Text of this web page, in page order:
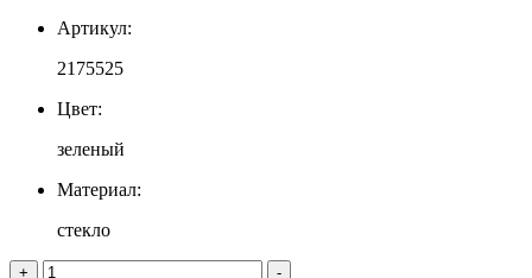
Артикул:
2175525
Цвет:
зеленый
Материал:
стекло
+ -